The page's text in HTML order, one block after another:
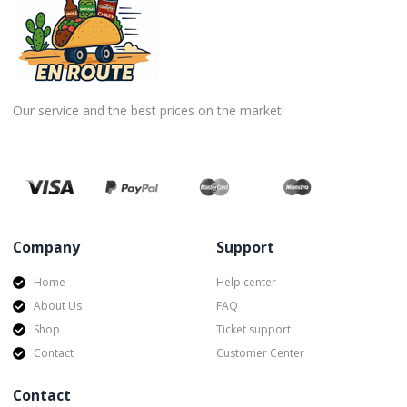
Our service and the best prices on the market!
Company
Home
About Us
Shop
Contact
Support
Help center
FAQ
Ticket support
Customer Center
Contact